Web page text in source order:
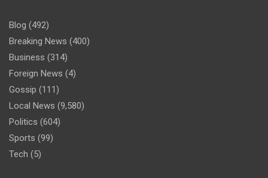
Blog (492)
Breaking News (400)
Business (314)
Foreign News (4)
Gossip (111)
Local News (9,580)
Politics (604)
Sports (99)
Tech (5)